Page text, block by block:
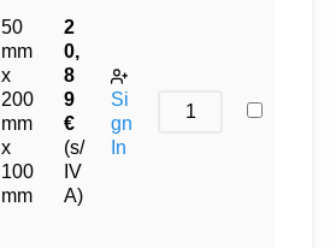
50
mm
x
200
mm
x
100
mm
2
0,
8
9
€
(s/
IV
A)
Si
gn
In